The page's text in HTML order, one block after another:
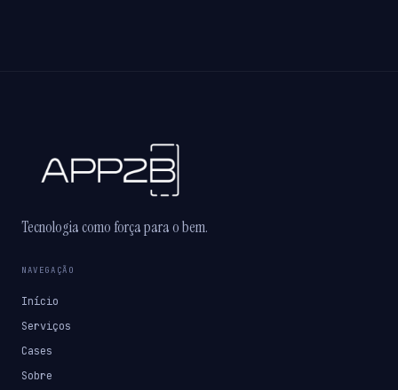
Tecnologia como força para o bem.
NAVEGAÇÃO
Início
Serviços
Cases
Sobre